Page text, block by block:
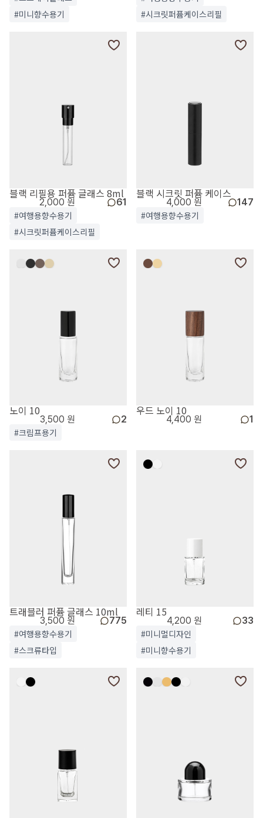
#미니향수용기
#시크릿퍼퓸케이스리필
블랙 리필용 퍼퓸 글래스 8ml
2,000 원 61
#여행용향수용기
#시크릿퍼퓸케이스리필
블랙 시크릿 퍼퓸 케이스
4,000 원 147
#여행용향수용기
노이 10
3,500 원 2
#크림프용기
우드 노이 10
4,400 원 1
트래블러 퍼퓸 글래스 10ml
3,500 원 775
#여행용향수용기
#스크류타입
레티 15
4,200 원 33
#미니멀디자인
#미니향수용기